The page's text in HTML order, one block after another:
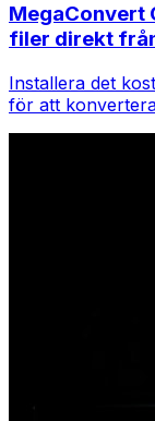
MegaConvert
filer direkt
Installera det
för att